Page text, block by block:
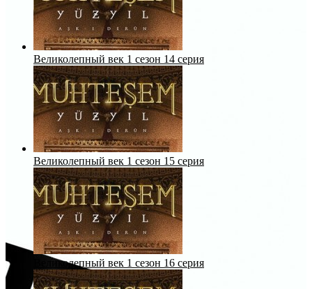
Великолепный век 1 сезон 14 серия
Великолепный век 1 сезон 15 серия
Великолепный век 1 сезон 16 серия